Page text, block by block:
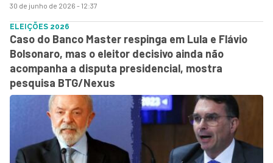
30 de junho de 2026 - 12:37
ELEIÇÕES 2026
Caso do Banco Master respinga em Lula e Flávio
Bolsonaro, mas o eleitor decisivo ainda não
acompanha a disputa presidencial, mostra
pesquisa BTG/Nexus